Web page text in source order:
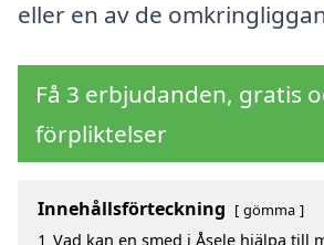
eller en av de
Få 3 erbjudanden, gratis
förpliktelser
Innehållsförteckning gömma
1 Vad kan en smed i Åsele hjälpa till